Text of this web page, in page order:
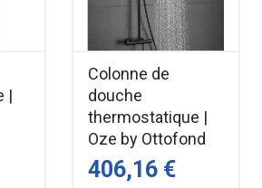
parfaitement dans toutes les
soient contemporaines ou
techniques –
douche OZE
|
Colonne de
douche
thermostatique |
Oze by Ottofond
406,16 €